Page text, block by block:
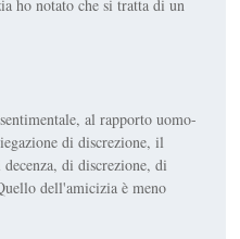
ho notato che si tratta di un
al rapporto uomo-
di discrezione, il
di discrezione, di
dell'amicizia è meno